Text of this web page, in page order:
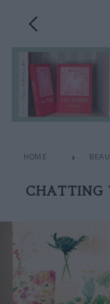
HOME
CHATTING